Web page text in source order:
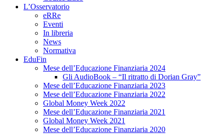
L’Osservatorio
eRRe
Eventi
In libreria
News
Normativa
EduFin
Mese dell’Educazione Finanziaria 2024
Gli AudioBook – “Il ritratto di Dorian Gray”
Mese dell’Educazione Finanziaria 2023
Mese dell’Educazione Finanziaria 2022
Global Money Week 2022
Mese dell’Educazione Finanziaria 2021
Global Money Week 2021
Mese dell’Educazione Finanziaria 2020